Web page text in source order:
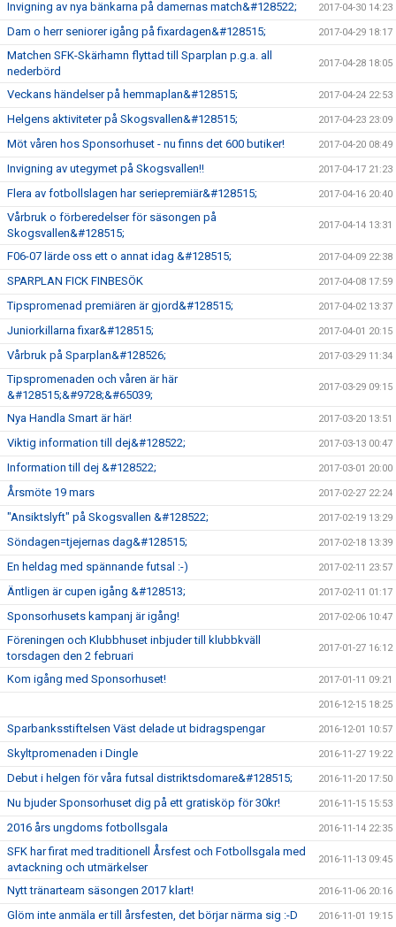
Invigning av nya bänkarna på damernas match&#128522; 2017-04-30 14:23
Dam o herr seniorer igång på fixardagen&#128515; 2017-04-29 18:17
Matchen SFK-Skärhamn flyttad till Sparplan p.g.a. all
nederbörd
2017-04-28 18:05
Veckans händelser på hemmaplan&#128515; 2017-04-24 22:53
Helgens aktiviteter på Skogsvallen&#128515; 2017-04-23 23:09
Möt våren hos Sponsorhuset - nu finns det 600 butiker! 2017-04-20 08:49
Invigning av utegymet på Skogsvallen!! 2017-04-17 21:23
Flera av fotbollslagen har seriepremiär&#128515; 2017-04-16 20:40
Vårbruk o förberedelser för säsongen på
Skogsvallen&#128515;
2017-04-14 13:31
F06-07 lärde oss ett o annat idag &#128515; 2017-04-09 22:38
SPARPLAN FICK FINBESÖK 2017-04-08 17:59
Tipspromenad premiären är gjord&#128515; 2017-04-02 13:37
Juniorkillarna fixar&#128515; 2017-04-01 20:15
Vårbruk på Sparplan&#128526; 2017-03-29 11:34
Tipspromenaden och våren är här
&#128515;&#9728;&#65039;
2017-03-29 09:15
Nya Handla Smart är här! 2017-03-20 13:51
Viktig information till dej&#128522; 2017-03-13 00:47
Information till dej &#128522; 2017-03-01 20:00
Årsmöte 19 mars 2017-02-27 22:24
"Ansiktslyft" på Skogsvallen &#128522; 2017-02-19 13:29
Söndagen=tjejernas dag&#128515; 2017-02-18 13:39
En heldag med spännande futsal :-) 2017-02-11 23:57
Äntligen är cupen igång &#128513; 2017-02-11 01:17
Sponsorhusets kampanj är igång! 2017-02-06 10:47
Föreningen och Klubbhuset inbjuder till klubbkväll
torsdagen den 2 februari
2017-01-27 16:12
Kom igång med Sponsorhuset! 2017-01-11 09:21
2016-12-15 18:25
Sparbanksstiftelsen Väst delade ut bidragspengar 2016-12-01 10:57
Skyltpromenaden i Dingle 2016-11-27 19:22
Debut i helgen för våra futsal distriktsdomare&#128515; 2016-11-20 17:50
Nu bjuder Sponsorhuset dig på ett gratisköp för 30kr! 2016-11-15 15:53
2016 års ungdoms fotbollsgala 2016-11-14 22:35
SFK har firat med traditionell Årsfest och Fotbollsgala med
avtackning och utmärkelser
2016-11-13 09:45
Nytt tränarteam säsongen 2017 klart! 2016-11-06 20:16
Glöm inte anmäla er till årsfesten, det börjar närma sig :-D 2016-11-01 19:15